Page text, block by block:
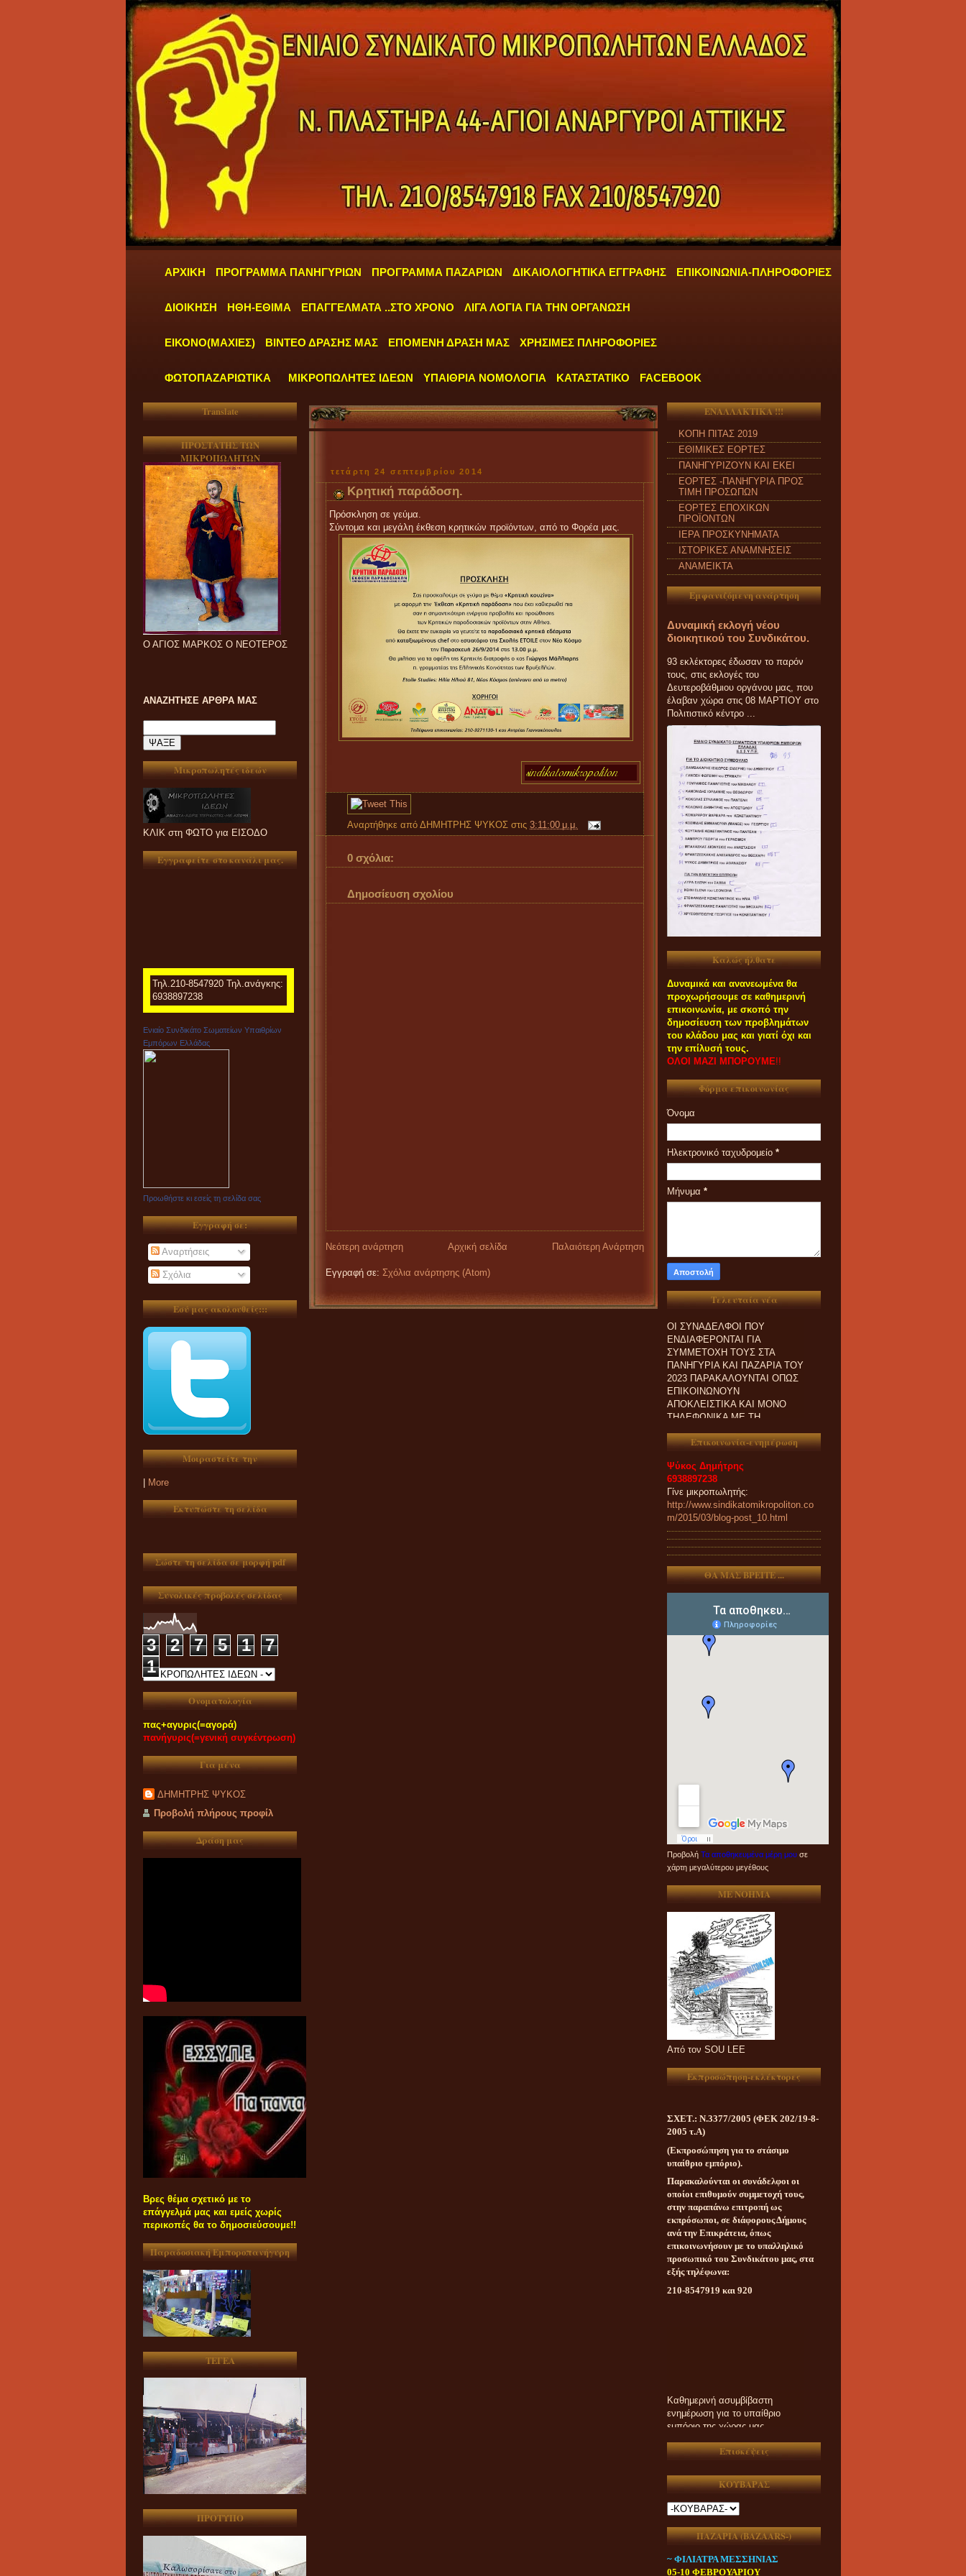
ΑΡΧΙΚΗ ΠΡΟΓΡΑΜΜΑ ΠΑΝΗΓΥΡΙΩΝ ΠΡΟΓΡΑΜΜΑ ΠΑΖΑΡΙΩΝ ΔΙΚΑΙΟΛΟΓΗΤΙΚΑ ΕΓΓΡΑΦΗΣ ΕΠΙΚΟΙΝΩΝΙΑ-ΠΛΗΡΟΦΟΡΙΕΣ
ΔΙΟΙΚΗΣΗ ΗΘΗ-ΕΘΙΜΑ ΕΠΑΓΓΕΛΜΑΤΑ ..ΣΤΟ ΧΡΟΝΟ ΛΙΓΑ ΛΟΓΙΑ ΓΙΑ ΤΗΝ ΟΡΓΑΝΩΣΗ
ΕΙΚΟΝΟ(ΜΑΧΙΕΣ) ΒΙΝΤΕΟ ΔΡΑΣΗΣ ΜΑΣ ΕΠΟΜΕΝΗ ΔΡΑΣΗ ΜΑΣ ΧΡΗΣΙΜΕΣ ΠΛΗΡΟΦΟΡΙΕΣ
ΦΩΤΟΠΑΖΑΡΙΩΤΙΚΑ ΜΙΚΡΟΠΩΛΗΤΕΣ ΙΔΕΩΝ ΥΠΑΙΘΡΙΑ ΝΟΜΟΛΟΓΙΑ ΚΑΤΑΣΤΑΤΙΚΟ FACEBOOK
Translate
ΠΡΟΣΤΑΤΗΣ ΤΩΝ
ΜΙΚΡΟΠΩΛΗΤΩΝ
Ο ΑΓΙΟΣ ΜΑΡΚΟΣ Ο ΝΕΟΤΕΡΟΣ
ΑΝΑΖΗΤΗΣΕ ΑΡΘΡΑ ΜΑΣ
Μικροπωλητές ιδεών
ΚΛΙΚ στη ΦΩΤΟ για ΕΙΣΟΔΟ
Εγγραφείτε στο κανάλι μας.
Τηλ.210-8547920 Τηλ.ανάγκης:
6938897238
Ενιαίο Συνδικάτο Σωματείων Υπαιθρίων
Εμπόρων Ελλάδας
Προωθήστε κι εσείς τη σελίδα σας
Εγγραφή σε:
Αναρτήσεις
Σχόλια
Εσύ μας ακολουθείς:::
Μοιραστείτε την
More
Εκτυπώστε τη σελίδα
Σώστε τη σελίδα σε μορφή pdf
Συνολικές προβολές σελίδας
3 2 7 5 1
7
1
Ονοματολογία
πας+αγυρις(=αγορά)
πανήγυρις(=γενική συγκέντρωση)
Για μένα
ΔΗΜΗΤΡΗΣ ΨΥΚΟΣ
Προβολή πλήρους προφίλ
Δράση μας
Βρες θέμα σχετικό με το
επάγγελμά μας και εμείς χωρίς
περικοπές θα το δημοσιεύσουμε!!
Παραδοσιακή Εμποροπανήγυρη
ΤΕΓΕΑ
ΠΡΟΤΥΠΟ
"ΤΑ ΓΡΑΦΕΙΑ ΜΑΣ ΛΕΙΤΟΥΡΓΟΥΝ ΚΑΘΗΜΕΡΙΝΑ ΑΠΟ
τετάρτη 24 σεπτεμβρίου 2014
Κρητική παράδοση.
Πρόσκληση σε γεύμα.
Σύντομα και μεγάλη έκθεση κρητικών προϊόντων, από το Φορέα μας.
Αναρτήθηκε από ΔΗΜΗΤΡΗΣ ΨΥΚΟΣ στις 3:11:00 μ.μ.
0 σχόλια:
Δημοσίευση σχολίου
Νεότερη ανάρτηση Παλαιότερη Ανάρτηση
Αρχική σελίδα
Εγγραφή σε: Σχόλια ανάρτησης (Atom)
ΕΝΑΛΛΑΚΤΙΚΑ !!!
ΚΟΠΗ ΠΙΤΑΣ 2019
ΕΘΙΜΙΚΕΣ ΕΟΡΤΕΣ
ΠΑΝΗΓΥΡΙΖΟΥΝ ΚΑΙ ΕΚΕΙ
ΕΟΡΤΕΣ -ΠΑΝΗΓΥΡΙΑ ΠΡΟΣ
ΤΙΜΗ ΠΡΟΣΩΠΩΝ
ΕΟΡΤΕΣ ΕΠΟΧΙΚΩΝ
ΠΡΟΪΟΝΤΩΝ
ΙΕΡΑ ΠΡΟΣΚΥΝΗΜΑΤΑ
ΙΣΤΟΡΙΚΕΣ ΑΝΑΜΝΗΣΕΙΣ
ΑΝΑΜΕΙΚΤΑ
Εμφανιζόμενη ανάρτηση
Δυναμική εκλογή νέου
διοικητικού του Συνδικάτου.
93 εκλέκτορες έδωσαν το παρόν
τους, στις εκλογές του
Δευτεροβάθμιου οργάνου μας, που
έλαβαν χώρα στις 08 ΜΑΡΤΙΟΥ στο
Πολιτιστικό κέντρο ...
Καλώς ήλθατε
Δυναμικά και ανανεωμένα θα
προχωρήσουμε σε καθημερινή
επικοινωνία, με σκοπό την
δημοσίευση των προβλημάτων
του κλάδου μας και γιατί όχι και
την επίλυσή τους.
ΟΛΟΙ ΜΑΖΙ ΜΠΟΡΟΥΜΕ!!
Φόρμα επικοινωνίας
Όνομα
Ηλεκτρονικό ταχυδρομείο *
Μήνυμα *
Τελευταία νέα
ΕΝΔΙΑΦΕΡΟΝΤΑΙ ΓΙΑ
ΣΥΜΜΕΤΟΧΗ ΤΟΥΣ ΣΤΑ
ΠΑΝΗΓΥΡΙΑ ΚΑΙ ΠΑZΑΡΙΑ ΤΟΥ
2023 ΠΑΡΑΚΑΛΟΥΝΤΑΙ ΟΠΩΣ
ΕΠΙΚΟΙΝΩΝΟΥΝ
ΑΠΟΚΛΕΙΣΤΙΚΑ ΚΑΙ ΜΟΝΟ
ΤΗΛΕΦΩΝΙΚΑ ΜΕ ΤΗ
ΓΡΑΜΜΑΤΕΙΑ ΜΑΣ.
Επικοινωνία-ενημέρωση
Ψύκος Δημήτρης
6938897238
Γίνε μικροπωλητής:
http://www.sindikatomikropoliton.co
m/2015/03/blog-post_10.html
ΘΑ ΜΑΣ ΒΡΕΙΤΕ ...
Προβολή Τα αποθηκευμένα μέρη μου σε
χάρτη μεγαλύτερου μεγέθους
ME NOHMA
Aπό τον SOU LEE
Εκπροσώπηση-εκλέκτορες
ΣΧΕΤ.: Ν.3377/2005 (ΦΕΚ 202/19-8-
2005 τ.Α)
(Εκπροσώπηση για το στάσιμο
υπαίθριο εμπόριο).
Παρακαλούνται οι συνάδελφοι οι
οποίοι επιθυμούν συμμετοχή τους,
στην παραπάνω επιτροπή ως
εκπρόσωποι, σε διάφορους Δήμους
ανά την Επικράτεια, όπως
επικοινωνήσουν με το υπαλληλικό
προσωπικό του Συνδικάτου μας, στα
εξής τηλέφωνα:
210-8547919 και 920
ενημέρωση για το υπαίθριο
εμπόριο της χώρας μας
Επισκέψεις
ΚΟΥΒΑΡΑΣ
ΠΑΖΑΡΙΑ (ΒAZAARS-)
~ ΦΙΛΙΑΤΡΑ ΜΕΣΣΗΝΙΑΣ
05-10 ΦΕΒΡΟΥΑΡΙΟΥ